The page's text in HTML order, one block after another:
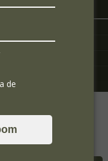
de
personalizar nossa
em serviços de
virtual, você nos
do cookies e
de dúvidas,